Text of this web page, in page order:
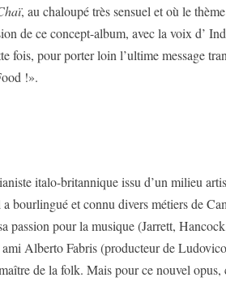
, au chaloupé très sensuel et où le
de ce concept-album, avec la voix d’
pour porter loin l’ultime message
!».
italo-britannique issu d’un milieu
bourlingué et connu divers métiers de
passion pour la musique (Jarrett,
Alberto Fabris (producteur de
de la folk. Mais pour ce nouvel